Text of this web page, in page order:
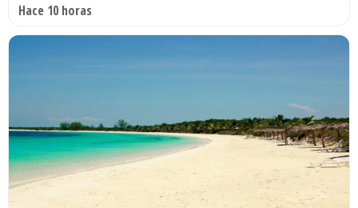
Hace 10 horas